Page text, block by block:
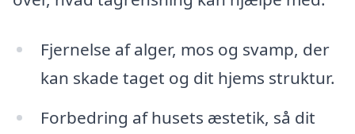
Fjernelse af alger, mos og svamp, der
kan skade taget og dit hjems struktur.
Forbedring af husets æstetik, så dit